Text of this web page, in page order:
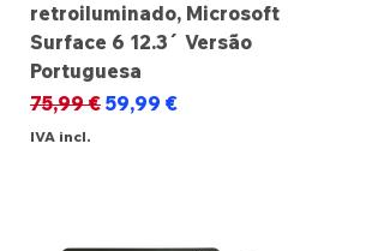
retroiluminado, Microsoft
Surface 6 12.3´ Versão
Portuguesa
Preço normal
75,99 € Preço promocional
59,99 €
IVA incl.